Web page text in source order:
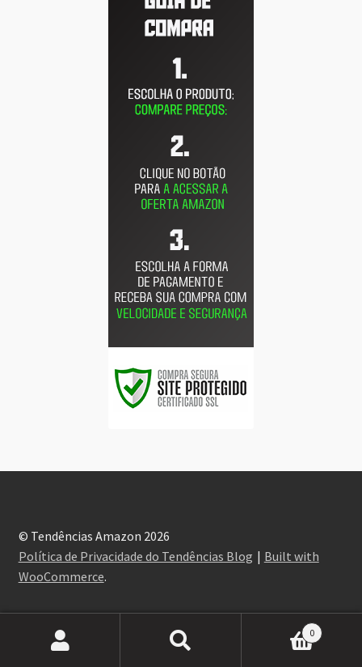
© Tendências Amazon 2026
Política de Privacidade do Tendências Blog
Built with
WooCommerce.
Pesquisar
Pesquisar
0